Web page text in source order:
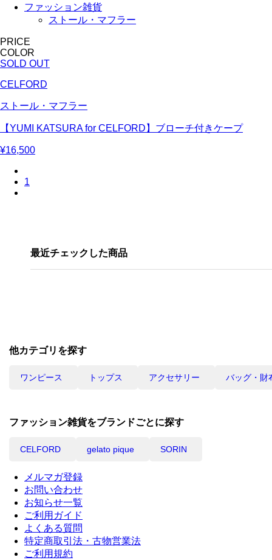
ファッション雑貨
ストール・マフラー
PRICE
COLOR
SOLD OUT
CELFORD
ストール・マフラー
【YUMI KATSURA for CELFORD】ブローチ付きケープ
¥16,500
1
最近チェックした商品
他カテゴリを探す
トップス
ワンピース バッグ・財
アクセサリー
ファッション雑貨をブランドごとに探す
CELFORD gelato pique SORIN
メルマガ登録
お問い合わせ
お知らせ一覧
ご利用ガイド
よくある質問
特定商取引法・古物営業法
ご利用規約